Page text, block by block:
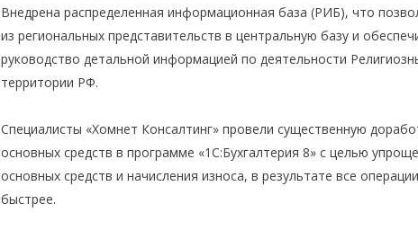
Внедрена распределенная информационная база (РИБ), что
из региональных представительств в центральную базу и
руководство детальной информацией по деятельности
территории РФ.
Специалисты «Хомнет Консалтинг» провели существенную
основных средств в программе «1С:Бухгалтерия 8» с целью
основных средств и начисления износа, в результате все
быстрее.